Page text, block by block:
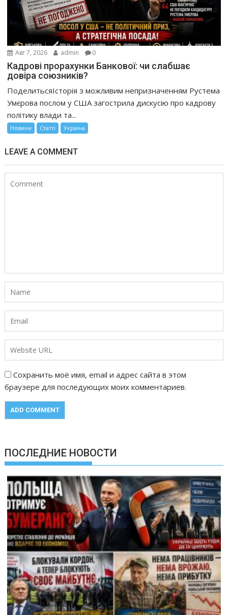
Авг 7, 2026 admin 0
Кадрові прорахунки Банкової: чи слабшає
довіра союзників?
ПоделитьсяІсторія з можливим непризначенням Рустема
Умєрова послом у США загострила дискусію про кадрову
політику влади та...
Новини Статті Україна
LEAVE A COMMENT
Сохранить моё имя, email и адрес сайта в этом
браузере для последующих моих комментариев.
ПОСЛЕДНИЕ НОВОСТИ